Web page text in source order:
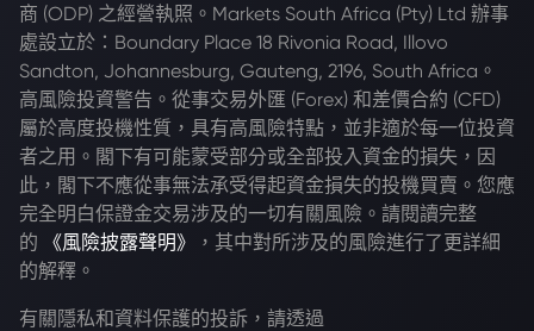
商 (ODP) 之經營執照。Markets South Africa (Pty) Ltd 辦事
處設立於：Boundary Place 18 Rivonia Road, Illovo
Sandton, Johannesburg, Gauteng, 2196, South Africa。
高風險投資警告。從事交易外匯 (Forex) 和差價合約 (CFD)
屬於高度投機性質，具有高風險特點，並非適於每一位投資
者之用。閣下有可能蒙受部分或全部投入資金的損失，因
此，閣下不應從事無法承受得起資金損失的投機買賣。您應
完全明白保證金交易涉及的一切有關風險。請閱讀完整
的
《風險披露聲明》
，其中對所涉及的風險進行了更詳細
的解釋。
有關隱私和資料保護的投訴，請透過